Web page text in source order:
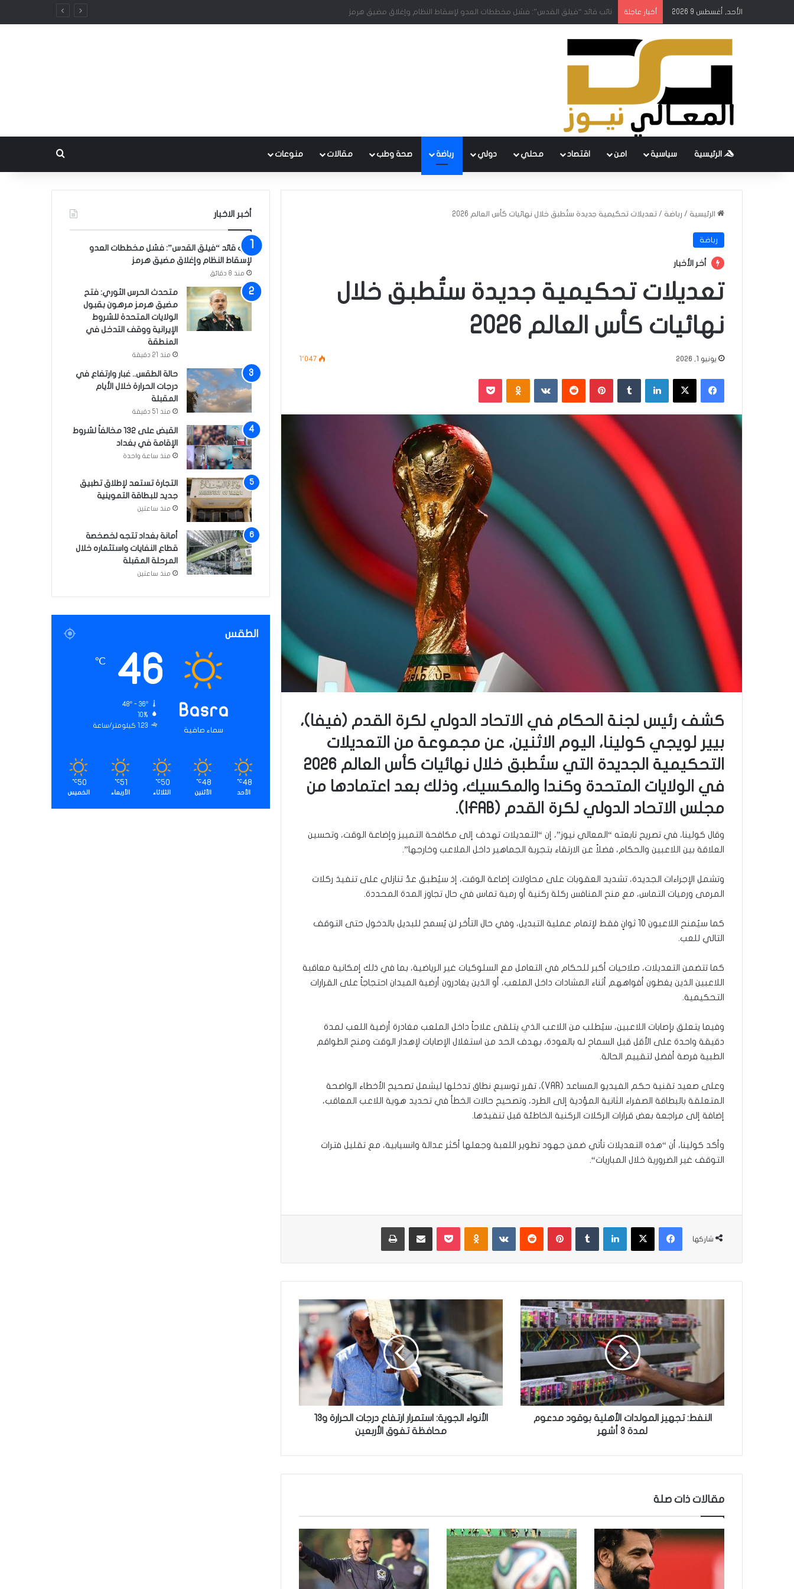
الأحد, أغسطس 9 2026 أخبار عاجلة متحدث الحرس الثوري: فتح مضيق هرمز مرهون بقبول الولايات المتحدة للشروط الإيرانية ووقف التدخل في المنطقة
الرئيسية سياسية امن اقتصاد محلي دولي رباضة صحة وطب مقالات منوعات
الرئيسية / رباضة / تعديلات تحكيمية جديدة ستُطبق خلال نهائيات كأس العالم 2026
رباضة
أخر الأخبار
تعديلات تحكيمية جديدة ستُطبق خلال
نهائيات كأس العالم 2026
يونيو 1, 2026 1٬047
فيسبوك ‫X لينكدإن بينتيريست ‏VKontakte
كشف رئيس لجنة الحكام في الاتحاد الدولي لكرة القدم (فيفا)،
بيير لويجي كولينا، اليوم الاثنين، عن مجموعة من التعديلات
التحكيمية الجديدة التي ستُطبق خلال نهائيات كأس العالم 2026
في الولايات المتحدة وكندا والمكسيك، وذلك بعد اعتمادها من
مجلس الاتحاد الدولي لكرة القدم (IFAB).
وقال كولينا، في تصريح تابعته “المعالي نيوز”، إن “التعديلات تهدف إلى مكافحة التمييز وإضاعة الوقت، وتحسين
العلاقة بين اللاعبين والحكام، فضلاً عن الارتقاء بتجربة الجماهير داخل الملاعب وخارجها”.
وتشمل الإجراءات الجديدة، تشديد العقوبات على محاولات إضاعة الوقت، إذ سيُطبق عدّ تنازلي على تنفيذ ركلات
المرمى ورميات التماس، مع منح المنافس ركلة ركنية أو رمية تماس في حال تجاوز المدة المحددة.
كما سيُمنح اللاعبون 10 ثوانٍ فقط لإتمام عملية التبديل، وفي حال التأخر لن يُسمح للبديل بالدخول حتى التوقف
التالي للعب.
كما تتضمن التعديلات، صلاحيات أكبر للحكام في التعامل مع السلوكيات غير الرياضية، بما في ذلك إمكانية معاقبة
اللاعبين الذين يغطون أفواههم أثناء المشادات داخل الملعب، أو الذين يغادرون أرضية الميدان احتجاجاً على القرارات
التحكيمية.
وفيما يتعلق بإصابات اللاعبين، سيُطلب من اللاعب الذي يتلقى علاجاً داخل الملعب مغادرة أرضية اللعب لمدة
دقيقة واحدة على الأقل قبل السماح له بالعودة، بهدف الحد من استغلال الإصابات لإهدار الوقت ومنح الطواقم
الطبية فرصة أفضل لتقييم الحالة.
وعلى صعيد تقنية حكم الفيديو المساعد (VAR)، تقرر توسيع نطاق تدخلها ليشمل تصحيح الأخطاء الواضحة
المتعلقة بالبطاقة الصفراء الثانية المؤدية إلى الطرد، وتصحيح حالات الخطأ في تحديد هوية اللاعب المعاقب،
إضافة إلى مراجعة بعض قرارات الركلات الركنية الخاطئة قبل تنفيذها.
وأكد كولينا، أن “هذه التعديلات تأتي ضمن جهود تطوير اللعبة وجعلها أكثر عدالة وانسيابية، مع تقليل فترات
التوقف غير الضرورية خلال المباريات“.
شاركها
فيسبوك ‫X لينكدإن بينتيريست ‏VKontakte
ه
ل
د
ا
ت
ا
ل
النفط: تجهيز المولدات الأهلية بوقود مدعوم
لمدة 3 أشهر
أ
ا
ا
ل
ة
م
ر
ر
ا
ر
الأنواء الجوية: استمرار ارتفاع درجات الحرارة و13
محافظة تفوق الأربعين
مقالات ذات صلة
أخبر الاخبار
نائب قائد “فيلق القدس”: فشل مخططات العدو
لإسقاط النظام وإغلاق مضيق هرمز
منذ 8 دقائق
متحدث الحرس الثوري: فتح
مضيق هرمز مرهون بقبول
الولايات المتحدة للشروط
الإيرانية ووقف التدخل في
المنطقة
منذ 21 دقيقة
حالة الطقس.. غبار وارتفاع في
درجات الحرارة خلال الأيام
المقبلة
منذ 51 دقيقة
القبض على 132 مخالفاً لشروط
الإقامة في بغداد
منذ ساعة واحدة
التجارة تستعد لإطلاق تطبيق
جديد للبطاقة التموينية
منذ ساعتين
أمانة بغداد تتجه لخصخصة
قطاع النفايات واستثماره خلال
المرحلة المقبلة
منذ ساعتين
الطقس
Basra
سماء صافية
46
℃
48º - 36º
10%
1.23 كيلومتر/ساعة
48
℃
الأحد
48
℃
الأثنين
50
℃
الثلاثاء
51
℃
الأربعاء
50
℃
الخميس